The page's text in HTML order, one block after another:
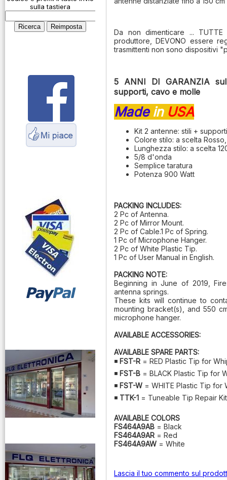
microfoniche
Cosa è l' ADS-B
antenne e cavi
Servizio
Radioelettrico
sulla tastiera
Da non dimenticare ...
produttore, DEVONO essere
trasmittenti non sono dispositivi
5 ANNI DI GARANZIA
supporti, cavo e molle
Made in USA
Kit 2 antenne: stili +
Colore stilo: a scelta
Lunghezza stilo: a scelta
5/8 d'onda
Semplice taratura
Potenza 900 Watt
PACKING INCLUDES:
2 Pc of Antenna.
2 Pc of Mirror Mount.
2 Pc of Cable.1 Pc of Spring.
1 Pc of Microphone Hanger.
2 Pc of White Plastic Tip.
1 Pc of User Manual in English.
PACKING NOTE:
Beginning in June of 2019,
antenna springs.
These kits will continue to
mounting bracket(s), and 550
microphone hanger.
AVAILABLE ACCESSORIES:
AVAILABLE SPARE PARTS:
◾ FST-R = RED Plastic Tip for
◾ FST-B = BLACK Plastic Tip for
◾ FST-W = WHITE Plastic Tip for
◾ TTK-1 = Tuneable Tip Repair
AVAILABLE COLORS
FS464A9AB = Black
FS464A9AR = Red
FS464A9AW = White
Lascia il tuo commento sul